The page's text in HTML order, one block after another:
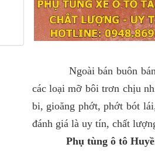
Ngoài bán buôn bán lẻ
các loại mỡ bôi trơn chịu
bi, gioăng phớt, phớt bót
đánh giá là uy tín, chất
Phụ tùng ô tô